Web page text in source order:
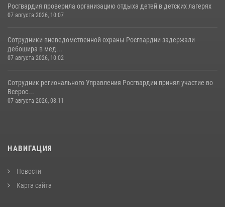
Росгвардия проверила организацию отдыха детей в детских лагерях
07 августа 2026, 10:07
Сотрудники вневедомственной охраны Росгвардии задержали
дебошира в мед...
07 августа 2026, 10:02
Сотрудник регионального Управления Росгвардии принял участие во
Всерос...
07 августа 2026, 08:11
НАВИГАЦИЯ
Новости
Карта сайта